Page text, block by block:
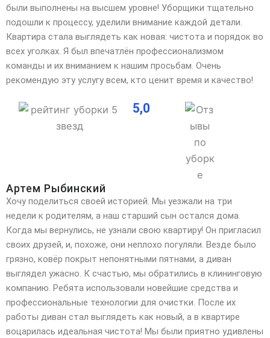
были выполнены на высшем уровне! Уборщики тщательно
подошли к процессу, уделили внимание каждой детали.
Квартира стала выглядеть как новая: чистота и порядок во
всех уголках. Я был впечатлён профессионализмом
команды и их вниманием к нашим просьбам. Очень
рекомендую эту услугу всем, кто ценит время и качество!
5,0
Артем Рыбинский
Хочу поделиться своей историей. Мы уезжали на три
недели к родителям, а наш старший сын остался дома.
Когда мы вернулись, не узнали свою квартиру! Он пригласил
своих друзей, и, похоже, они неплохо погуляли. Везде было
грязно, ковёр покрыт непонятными пятнами, а диван
выглядел ужасно. К счастью, мы обратились в клининговую
компанию. Ребята использовали новейшие средства и
профессиональные технологии для очистки. После их
работы диван стал выглядеть как новый, а в квартире
воцарилась идеальная чистота! Мы были приятно удивлены